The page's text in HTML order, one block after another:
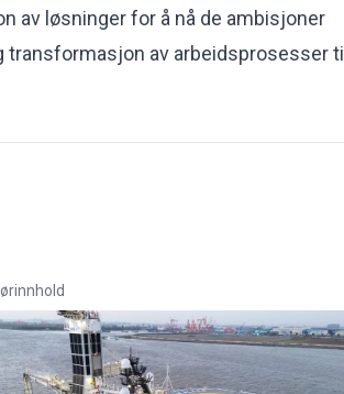
av løsninger for å nå de ambisjoner
transformasjon av arbeidsprosesser til